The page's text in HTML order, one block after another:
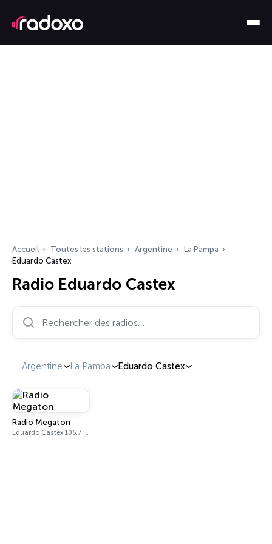
Accueil Toutes les stations Argentine
La Pampa
Eduardo Castex
Radio Eduardo Castex
Argentine La Pampa Eduardo Castex
Radio Megaton
Eduardo Castex 106.7 FM